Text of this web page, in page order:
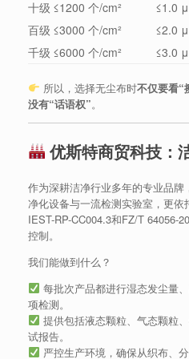
十级 ≤1200 个/cm² ≤1.0
百级 ≤3000 个/cm² ≤2.0
千级 ≤6000 个/cm² ≤3.0
所以，选择无尘布时不仅要看“
没有“话语权”。
优斯特商贸科技：
作为深耕洁净行业多年的专业品牌
净化设备与一流检测实验室，更
IEST-RP-CC004.3和FZ/T 64056-
控制。
我们能做到什么？
每批次产品都进行湿态发尘量
项检测。
提供包括液态颗粒、气态颗粒
试报告。
严控生产环境，确保从织布、